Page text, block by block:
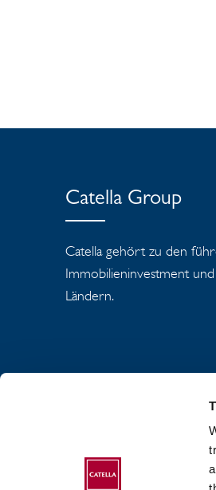
Catella Group
Catella gehört zu den
Immobilieninvestment
Ländern.